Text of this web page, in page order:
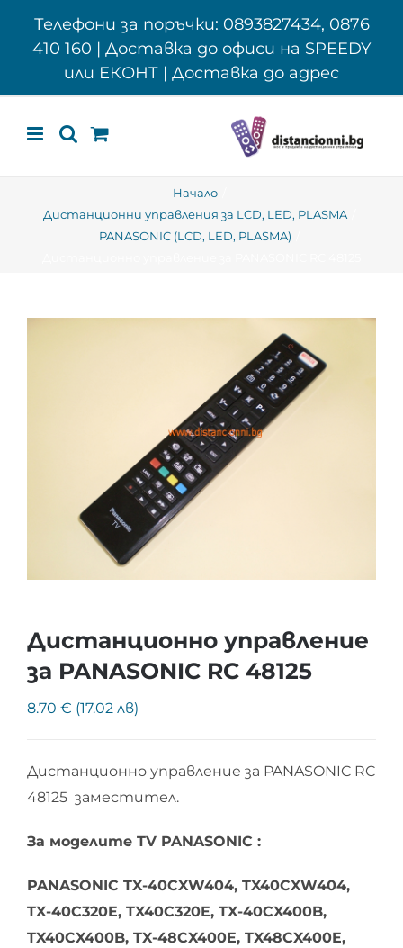
Телефони за поръчки: 0893827434, 0876
410 160 | Доставка до офиси на SPEEDY
или ЕКОНТ | Доставка до адрес
Начало
Дистанционни управления за LCD, LED, PLASMA
PANASONIC (LCD, LED, PLASMA)
Дистанционно управление
за PANASONIC RC 48125
8.70 € (17.02 лв)
Дистанционно управление за PANASONIC RC
48125 заместител.
За моделите TV PANASONIC :
PANASONIC TX-40CXW404, TX40CXW404,
TX-40C320E, TX40C320E, TX-40CX400B,
TX40CX400B, TX-48CX400E, TX48CX400E,